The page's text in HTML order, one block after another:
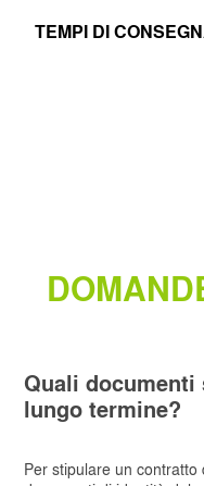
TEMPI DI
Quali
lungo termine?
Per stipulare un